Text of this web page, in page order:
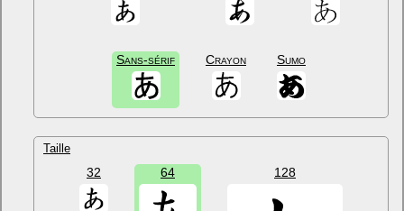
Sans-sérif Crayon Sumo
Taille
32 64 128